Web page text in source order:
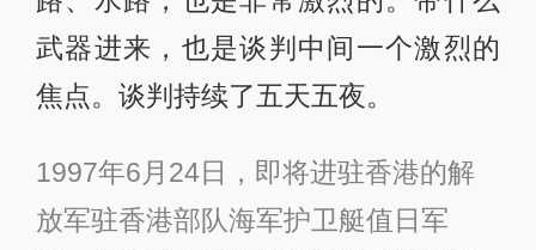
武器进来，也是谈判中间一个激烈的
焦点。谈判持续了五天五夜。
1997年6月24日，即将进驻香港的解
放军驻香港部队海军护卫艇值日军